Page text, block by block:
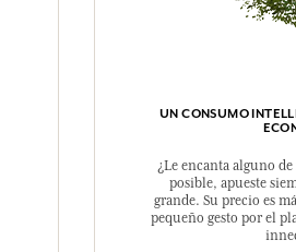
UN CONSUMO
¿Le encanta alguno
posible, apueste
grande. Su precio es
pequeño gesto por el